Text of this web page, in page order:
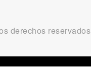
derechos reservados